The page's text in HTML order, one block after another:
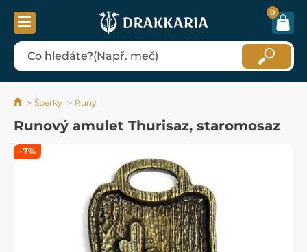
0
Šperky Runy
Runový amulet Thurisaz, staromosaz
-7%